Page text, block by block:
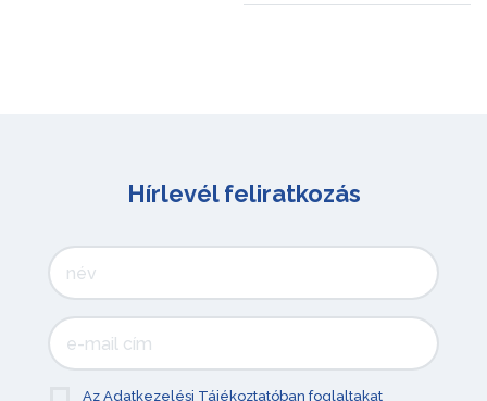
Hírlevél feliratkozás
Az Adatkezelési Tájékoztatóban foglaltakat